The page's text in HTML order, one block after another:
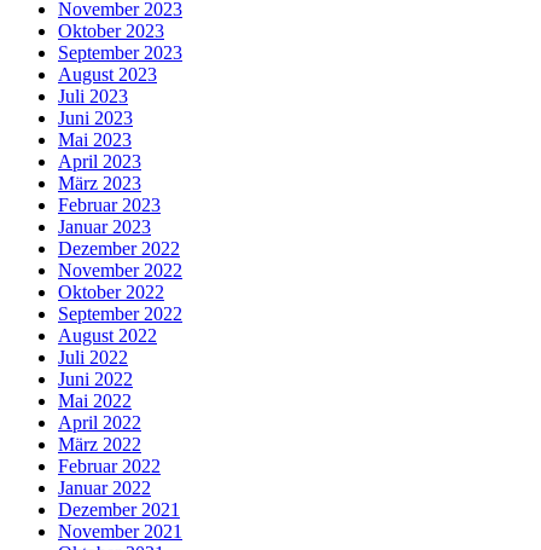
November 2023
Oktober 2023
September 2023
August 2023
Juli 2023
Juni 2023
Mai 2023
April 2023
März 2023
Februar 2023
Januar 2023
Dezember 2022
November 2022
Oktober 2022
September 2022
August 2022
Juli 2022
Juni 2022
Mai 2022
April 2022
März 2022
Februar 2022
Januar 2022
Dezember 2021
November 2021